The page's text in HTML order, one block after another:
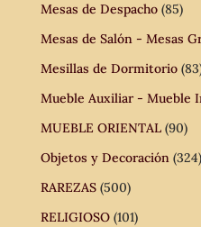
Mesas de Despacho (85)
Mesas de Salón - Mesas
Mesillas de Dormitorio
Mueble Auxiliar - Mueble
MUEBLE ORIENTAL (90)
Objetos y Decoración (324)
RAREZAS (500)
RELIGIOSO (101)